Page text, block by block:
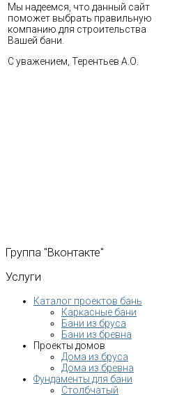
Мы надеемся, что данный сайт
поможет выбрать правильную
компанию для строительства
Вашей бани.
С уважением, Терентьев А.О.
Группа "Вконтакте"
Услуги
Каталог проектов бань
Каркасные бани
Бани из бруса
Бани из бревна
Проекты домов
Дома из бруса
Дома из бревна
Фундаменты для бани
Столбчатый